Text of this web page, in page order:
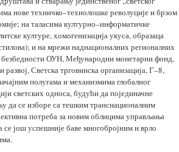
нове техничко–технолошке револуције и брзом
на таласима културно–информатичке
културе, хомогенизација укуса, образаца
и на мрежи наднационалних регионалних
безбедности ОУН, Међународни монетарни фонд,
Светска трговинска организација, Г–8,
полугама и механизмима глобалног
светских односа, будући да појединачне
да се изборе са тешким транснационалним
потреба за новим облицима управљања
се још успешније баве многобројним и врло